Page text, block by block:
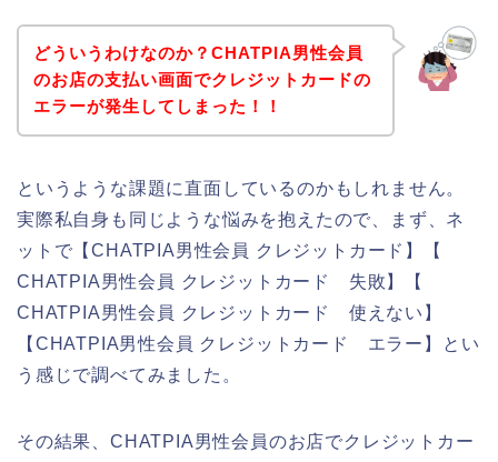
どういうわけなのか？CHATPIA男性会員
のお店の支払い画面でクレジットカードの
エラーが発生してしまった！！
というような課題に直面しているのかもしれません。
実際私自身も同じような悩みを抱えたので、まず、ネ
ットで【CHATPIA男性会員 クレジットカード】【
CHATPIA男性会員 クレジットカード 失敗】【
CHATPIA男性会員 クレジットカード 使えない】
【CHATPIA男性会員 クレジットカード エラー】とい
う感じで調べてみました。
その結果、CHATPIA男性会員のお店でクレジットカー